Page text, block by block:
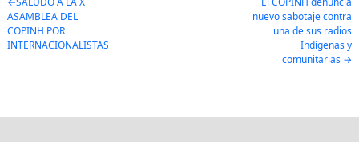
navigation
ASAMBLEA DEL
COPINH POR
INTERNACIONALISTAS
nuevo sabotaje contra
una de sus radios
Indígenas y
comunitarias